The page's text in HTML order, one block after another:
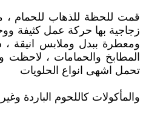
قمت للحظة للذهاب للحمام ،
زجاجية بها حركة عمل كثيفة
ومعطرة ببدل وملابس انيقة
المطابخ والحمامات ، لاحظت
تحمل اشهى انواع الحلويات
والمأكولات كاللحوم الباردة